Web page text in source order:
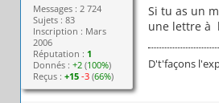
Messages : 2 724
Sujets : 83
Inscription : Mars
2006
Réputation : 1
Donnés :+2 (100%)
Reçus :+15 -3 (66%)
Si tu as un
une lettre à
D't'façons